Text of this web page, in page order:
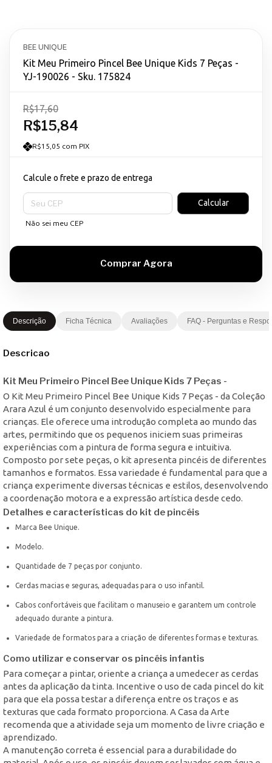
BEE UNIQUE
Kit Meu Primeiro Pincel Bee Unique Kids 7 Peças -
YJ-190026 - Sku. 175824
R$15,84
R$17,60
R$15,05 com PIX
Calcule o frete e prazo de entrega
Entregas para o CEP:
Calcular
Não sei meu CEP
Descrição Ficha Técnica Avaliações FAQ - Perguntas e
Descricao
Kit Meu Primeiro Pincel Bee Unique Kids 7 Peças -
O Kit Meu Primeiro Pincel Bee Unique Kids 7 Peças - da Coleção
Arara Azul é um conjunto desenvolvido especialmente para
crianças. Ele oferece uma introdução completa ao mundo das
artes, permitindo que os pequenos iniciem suas primeiras
experiências com a pintura de forma segura e intuitiva.
Composto por sete peças, o kit apresenta pincéis de diferentes
tamanhos e formatos. Essa variedade é fundamental para que a
criança experimente diversas técnicas e estilos, desenvolvendo
a coordenação motora e a expressão artística desde cedo.
Detalhes e características do kit de pincéis
Marca Bee Unique.
Modelo.
Quantidade de 7 peças por conjunto.
Cerdas macias e seguras, adequadas para o uso infantil.
Cabos confortáveis que facilitam o manuseio e garantem um controle
adequado durante a pintura.
Variedade de formatos para a criação de diferentes formas e texturas.
Como utilizar e conservar os pincéis infantis
Para começar a pintar, oriente a criança a umedecer as cerdas
antes da aplicação da tinta. Incentive o uso de cada pincel do kit
para que ela possa testar a diferença entre os traços e as
texturas que cada formato proporciona. A Casa da Arte
recomenda que a atividade seja um momento de livre criação e
aprendizado.
A manutenção correta é essencial para a durabilidade do